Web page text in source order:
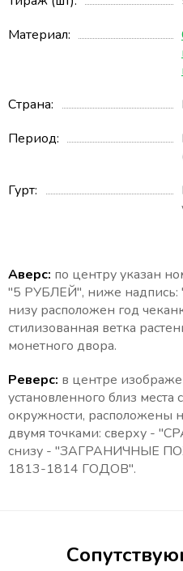
Материал
Страна
Период
Гурт
Аверс: по центру указан
"5 РУБЛЕЙ", ниже
низу расположен год
стилизованная ветка
монетного двора.
Реверс: в центре
установленного близ
окружности, расположены
двумя точками: сверху -
снизу - "ЗАГРАНИЧНЫЕ
1813-1814 ГОДОВ".